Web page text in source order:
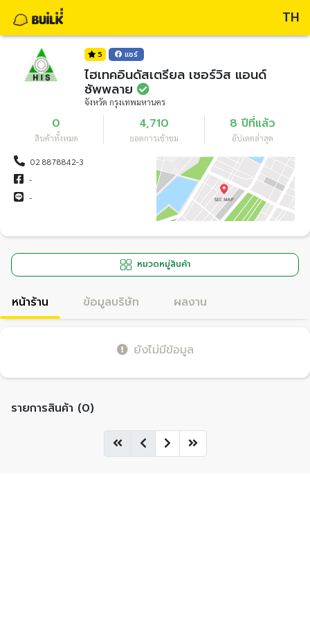
TH
5 แชร์
ไฮเทคอินดัสเตรียล เซอร์วิส แอนด์
ซัพพลาย
จังหวัด กรุงเทพมหานคร
0
สินค้าทั้งหมด
4,710
ยอดการเข้าชม
8 ปีที่แล้ว
อัปเดตล่าสุด
02 8878842-3
-
-
หมวดหมู่สินค้า
หน้าร้าน ข้อมูลบริษัท ผลงาน
ยังไม่มีข้อมูล
รายการสินค้า (0)